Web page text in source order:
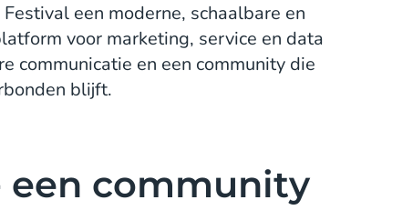
een moderne, schaalbare en
voor marketing, service en data
communicatie en een community die
blijft.
een community